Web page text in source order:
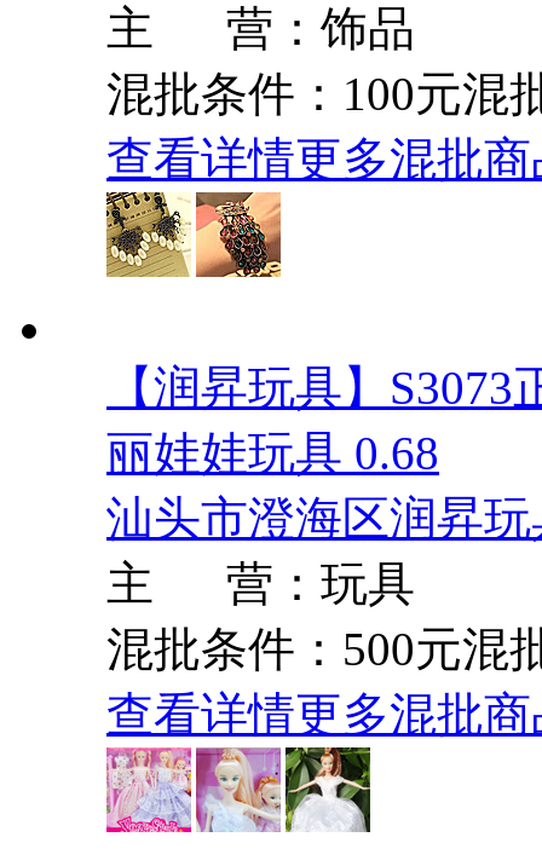
主 营：饰品
混批条件：100元混
查看详情更多混批商
【润昇玩具】
丽娃娃玩具 0.68
汕头市澄海区润昇
主 营：玩具
混批条件：500元混
查看详情更多混批商